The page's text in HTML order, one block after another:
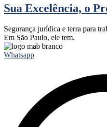
Sua Excelência, o
Segurança jurídica e terra para
Em São Paulo, ele tem.
Whatsapp